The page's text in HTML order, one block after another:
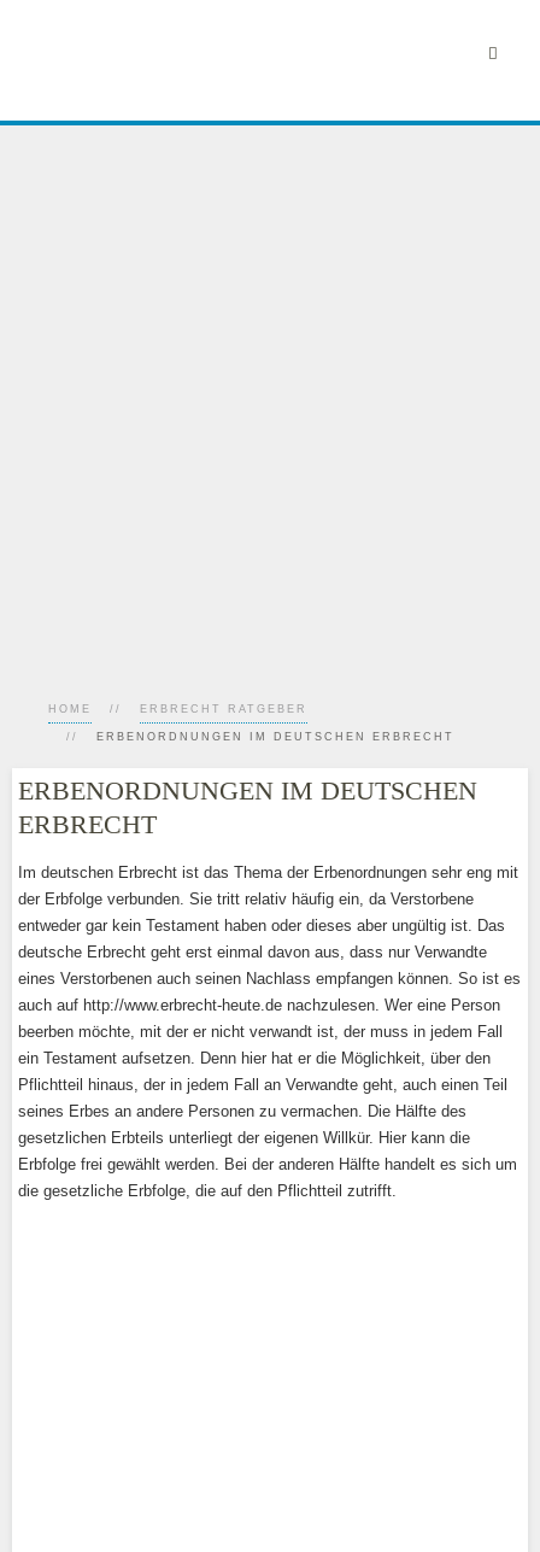
HOME ERBRECHT RATGEBER
ERBENORDNUNGEN IM DEUTSCHEN ERBRECHT
ERBENORDNUNGEN IM DEUTSCHEN
ERBRECHT
Im deutschen Erbrecht ist das Thema der Erbenordnungen sehr eng mit
der Erbfolge verbunden. Sie tritt relativ häufig ein, da Verstorbene
entweder gar kein Testament haben oder dieses aber ungültig ist. Das
deutsche Erbrecht geht erst einmal davon aus, dass nur Verwandte
eines Verstorbenen auch seinen Nachlass empfangen können. So ist es
auch auf http://www.erbrecht-heute.de nachzulesen. Wer eine Person
beerben möchte, mit der er nicht verwandt ist, der muss in jedem Fall
ein Testament aufsetzen. Denn hier hat er die Möglichkeit, über den
Pflichtteil hinaus, der in jedem Fall an Verwandte geht, auch einen Teil
seines Erbes an andere Personen zu vermachen. Die Hälfte des
gesetzlichen Erbteils unterliegt der eigenen Willkür. Hier kann die
Erbfolge frei gewählt werden. Bei der anderen Hälfte handelt es sich um
die gesetzliche Erbfolge, die auf den Pflichtteil zutrifft.